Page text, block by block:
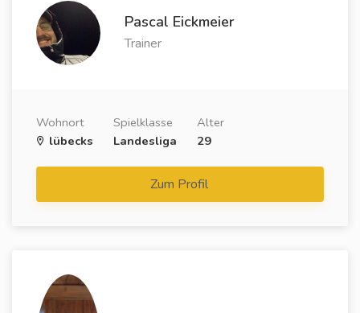
Pascal Eickmeier
Trainer
Wohnort
lübecks
Spielklasse
Landesliga
Alter
29
Zum Profil